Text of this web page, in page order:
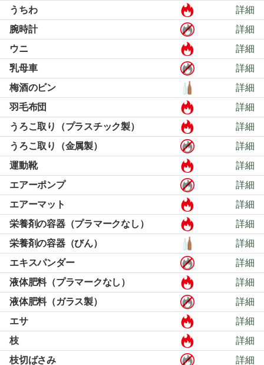
うちわ
詳細
腕時計
詳細
ウニ
詳細
乳母車
詳細
梅酒のビン
詳細
羽毛布団
詳細
うろこ取り（プラスチック製）
詳細
うろこ取り（金属製）
詳細
運動靴
詳細
エアーポンプ
詳細
エアーマット
詳細
栄養剤の容器（プラマークなし）
詳細
栄養剤の容器（びん）
詳細
エキスパンダー
詳細
液体肥料（プラマークなし）
詳細
液体肥料（ガラス製）
詳細
エサ
詳細
枝
詳細
枝切ばさみ
詳細